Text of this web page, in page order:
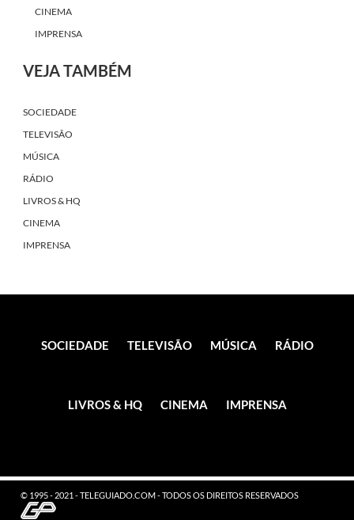
CINEMA
IMPRENSA
VEJA TAMBÉM
SOCIEDADE
TELEVISÃO
MÚSICA
RÁDIO
LIVROS & HQ
CINEMA
IMPRENSA
SOCIEDADE TELEVISÃO MÚSICA RÁDIO
LIVROS & HQ CINEMA IMPRENSA
© 1995 - 2021 - TELEGUIADO.COM - TODOS OS DIREITOS RESERVADOS